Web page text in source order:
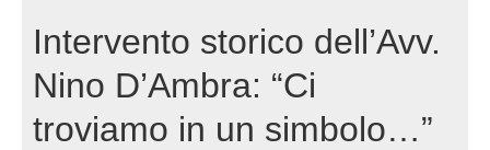
Intervento storico dell’Avv.
Nino D’Ambra: “Ci
troviamo in un simbolo…”